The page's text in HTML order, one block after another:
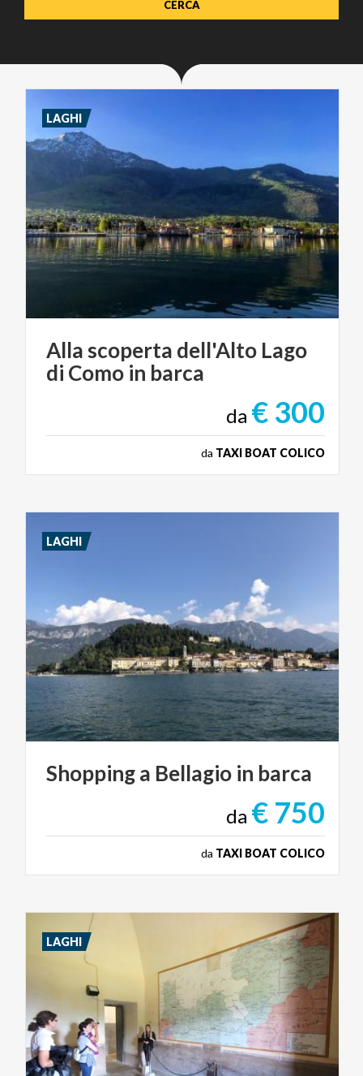
Alla scoperta dell'Alto Lago
di Como in barca
da € 300
da TAXI BOAT COLICO
LAGHI
Shoppinga Bellagio in barca
da € 750
da TAXI BOAT COLICO
LAGHI
LAGHI